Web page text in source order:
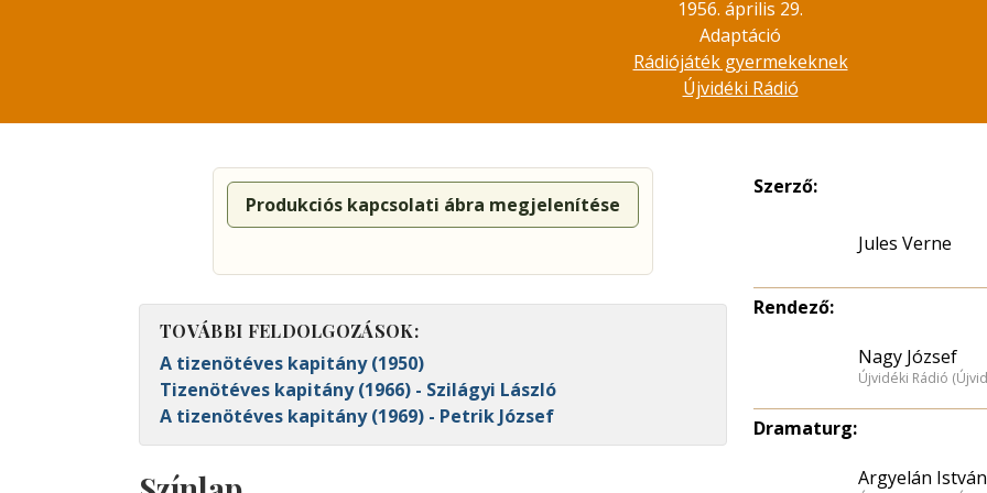
1956. április 29.
Adaptáció
Rádiójáték gyermekeknek
Újvidéki Rádió
Produkciós kapcsolati ábra megjelenítése
TOVÁBBI FELDOLGOZÁSOK:
A tizenötéves kapitány (1950)
Tizenötéves kapitány (1966) - Szilágyi László
A tizenötéves kapitány (1969) - Petrik József
Szerző:
Jules Verne
Rendező:
Nagy József
Újvidéki Rádió
Dramaturg:
Argyelán István